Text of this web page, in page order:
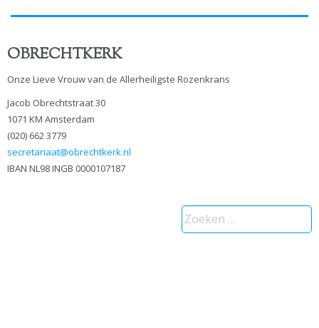
OBRECHTKERK
Onze Lieve Vrouw van de Allerheiligste Rozenkrans
Jacob Obrechtstraat 30
1071 KM Amsterdam
(020) 662 3779
secretariaat@obrechtkerk.nl
IBAN NL98 INGB 0000107187
Zoeken
naar: